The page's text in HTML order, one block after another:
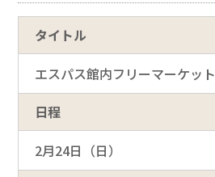
タイトル
エスパス館内フリーマーケット
日程
2月24日（日）